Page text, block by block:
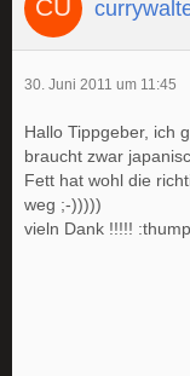
30. Juni 2011 um 11:45
Hallo Tippgeber, ich
braucht zwar
Fett hat wohl die
weg ;-)))))
vieln Dank !!!!!